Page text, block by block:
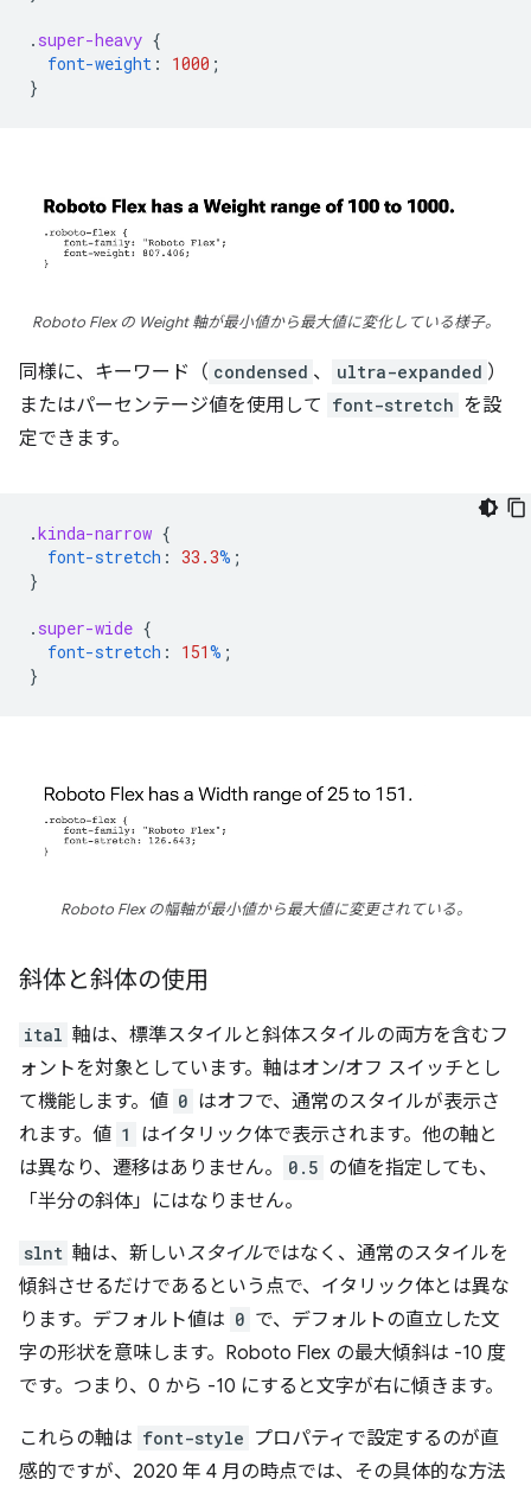
. super-heavy {
font-weight : 1000 ;
}
Roboto Flex の Weight 軸が最小値から最大値に変化している様子。
同様に、キーワード（ condensed 、 ultra-expanded ）
またはパーセンテージ値を使用して font-stretch を設
定できます。
.kinda-narrow {
font-stretch : 33.3% ;
}
. super-wide {
font-stretch : 151% ;
}
Roboto Flex の幅軸が最小値から最大値に変更されている。
斜体と斜体の使用
ital 軸は、標準スタイルと斜体スタイルの両方を含むフ
ォントを対象としています。軸はオン/オフ スイッチとし
て機能します。値 0 はオフで、通常のスタイルが表示さ
れます。値 1
はイタリック体で表示されます。他の軸と
は異なり、遷移はありません。
0.5 の値を指定しても、
「半分の斜体」にはなりません。
slnt 軸は、新しいスタイルではなく、通常のスタイルを
傾斜させるだけであるという点で、イタリック体とは異な
ります。デフォルト値は 0 で、デフォルトの直立した文
字の形状を意味します。Roboto Flex の最大傾斜は -10 度
です。つまり、0 から -10 にすると文字が右に傾きます。
これらの軸は font-style プロパティで設定するのが直
感的ですが、2020 年 4 月の時点では、その具体的な方法